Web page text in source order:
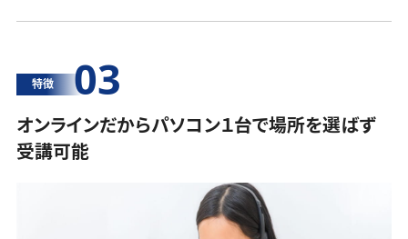
特徴 03
オンラインだからパソコン１台で場所を選ばず
受講可能